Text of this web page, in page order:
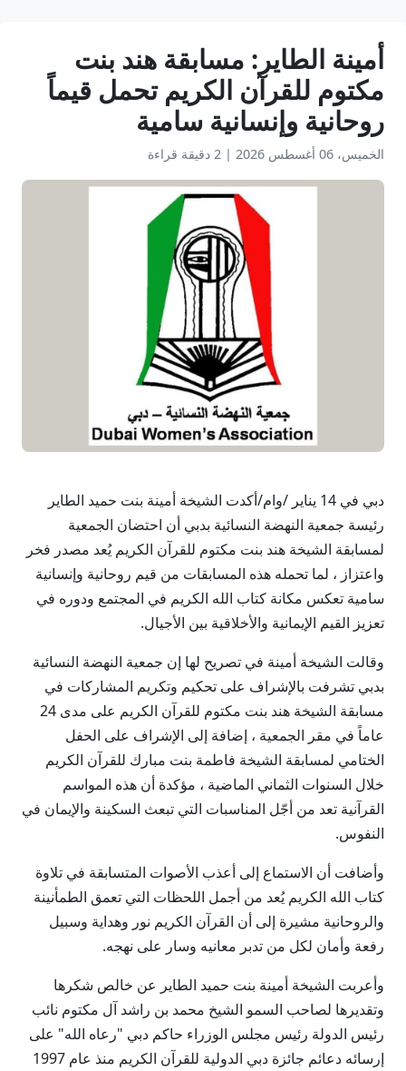
أمينة الطاير: مسابقة هند بنت
مكتوم للقرآن الكريم تحمل قيماً
روحانية وإنسانية سامية
الخميس، 06 أغسطس 2026 | 2 دقيقة قراءة
دبي في 14 يناير /وام/أكدت الشيخة أمينة بنت حميد الطاير
رئيسة جمعية النهضة النسائية بدبي أن احتضان الجمعية
لمسابقة الشيخة هند بنت مكتوم للقرآن الكريم يُعد مصدر فخر
واعتزاز ، لما تحمله هذه المسابقات من قيم روحانية وإنسانية
سامية تعكس مكانة كتاب الله الكريم في المجتمع ودوره في
تعزيز القيم الإيمانية والأخلاقية بين الأجيال.
وقالت الشيخة أمينة في تصريح لها إن جمعية النهضة النسائية
بدبي تشرفت بالإشراف على تحكيم وتكريم المشاركات في
مسابقة الشيخة هند بنت مكتوم للقرآن الكريم على مدى 24
عاماً في مقر الجمعية ، إضافة إلى الإشراف على الحفل
الختامي لمسابقة الشيخة فاطمة بنت مبارك للقرآن الكريم
خلال السنوات الثماني الماضية ، مؤكدة أن هذه المواسم
القرآنية تعد من أجّل المناسبات التي تبعث السكينة والإيمان في
النفوس.
وأضافت أن الاستماع إلى أعذب الأصوات المتسابقة في تلاوة
كتاب الله الكريم يُعد من أجمل اللحظات التي تعمق الطمأنينة
والروحانية مشيرة إلى أن القرآن الكريم نور وهداية وسبيل
رفعة وأمان لكل من تدبر معانيه وسار على نهجه.
وأعربت الشيخة أمينة بنت حميد الطاير عن خالص شكرها
وتقديرها لصاحب السمو الشيخ محمد بن راشد آل مكتوم نائب
رئيس الدولة رئيس مجلس الوزراء حاكم دبي "رعاه الله" على
إرسائه دعائم جائزة دبي الدولية للقرآن الكريم منذ عام 1997